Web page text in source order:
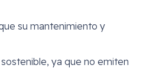
su mantenimiento y
ya que no emiten